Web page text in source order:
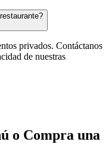
privados. Contáctanos
de nuestras
o Compra una